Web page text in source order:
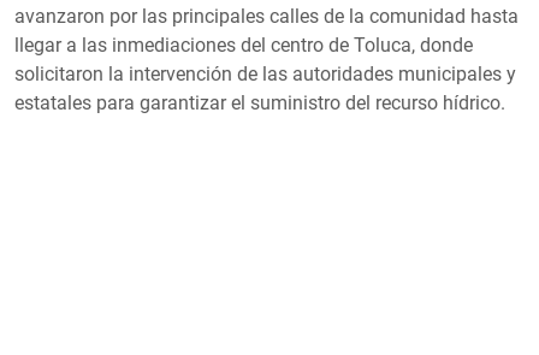
avanzaron por las principales calles de la comunidad hasta
llegar a las inmediaciones del centro de Toluca, donde
solicitaron la intervención de las autoridades municipales y
estatales para garantizar el suministro del recurso hídrico.